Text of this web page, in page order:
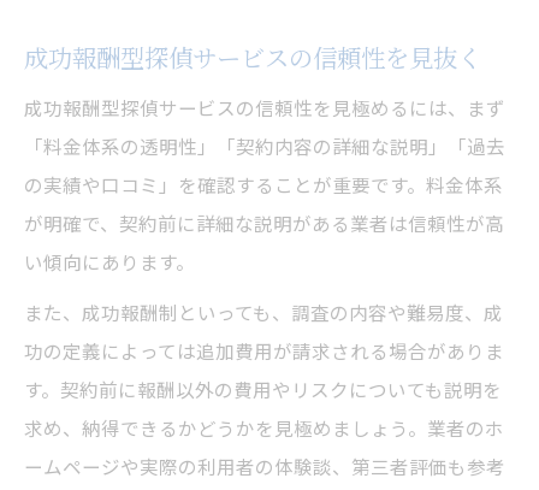
成功報酬型探偵サービスの信頼性を見抜く
成功報酬型探偵サービスの信頼性を見極めるには、まず
「料金体系の透明性」「契約内容の詳細な説明」「過去
の実績や口コミ」を確認することが重要です。料金体系
が明確で、契約前に詳細な説明がある業者は信頼性が高
い傾向にあります。
また、成功報酬制といっても、調査の内容や難易度、成
功の定義によっては追加費用が請求される場合がありま
す。契約前に報酬以外の費用やリスクについても説明を
求め、納得できるかどうかを見極めましょう。業者のホ
ームページや実際の利用者の体験談、第三者評価も参考